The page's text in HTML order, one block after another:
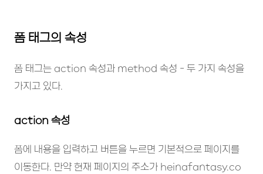
폼 태그의 속성
폼 태그는 action 속성과 method 속성 - 두 가지 속성을
가지고 있다.
action 속성
폼에 내용을 입력하고 버튼을 누르면 기본적으로 페이지를
이동한다. 만약 현재 페이지의 주소가 heinafantasy.co